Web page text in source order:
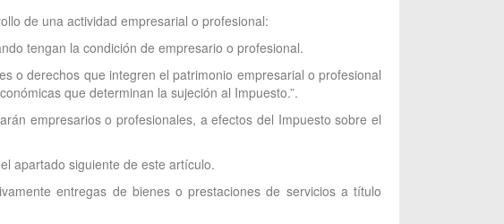
de una actividad empresarial o profesional:
tengan la condición de empresario o profesional.
o derechos que integren el patrimonio empresarial o profesional
que determinan la sujeción al Impuesto.”.
empresarios o profesionales, a efectos del Impuesto sobre el
apartado siguiente de este artículo.
entregas de bienes o prestaciones de servicios a título